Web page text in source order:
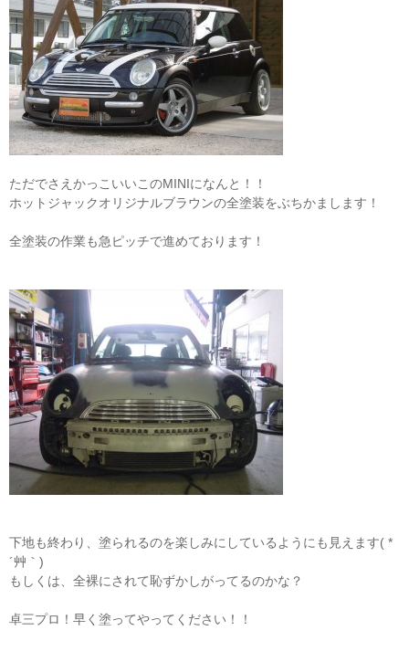
ただでさえかっこいいこのMINIになんと！！
ホットジャックオリジナルブラウンの全塗装をぶちかまします！
全塗装の作業も急ピッチで進めております！
下地も終わり、塗られるのを楽しみにしているようにも見えます( *
´艸｀)
もしくは、全裸にされて恥ずかしがってるのかな？
卓三プロ！早く塗ってやってください！！